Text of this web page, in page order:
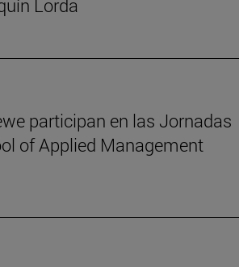
Lorda
participan en las Jornadas
of Applied Management